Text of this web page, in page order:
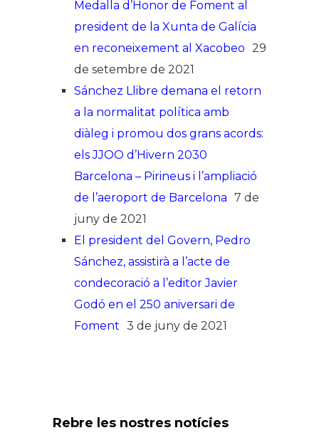
Medalla d’Honor de Foment al
president de la Xunta de Galícia
en reconeixement al Xacobeo 29
de setembre de 2021
Sánchez Llibre demana el retorn
a la normalitat política amb
diàleg i promou dos grans acords:
els JJOO d’Hivern 2030
Barcelona – Pirineus i l’ampliació
de l’aeroport de Barcelona 7 de
juny de 2021
El president del Govern, Pedro
Sánchez, assistirà a l’acte de
condecoració a l’editor Javier
Godó en el 250 aniversari de
Foment 3 de juny de 2021
Rebre les nostres notícies